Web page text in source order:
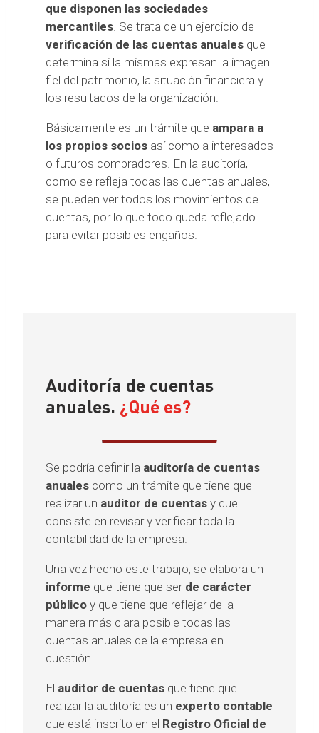
que disponen las sociedades
mercantiles. Se trata de un ejercicio de
verificación de las cuentas anuales que
determina si la mismas expresan la imagen
fiel del patrimonio, la situación financiera y
los resultados de la organización.
Básicamente es un trámite que ampara a
los propios socios así como a interesados
o futuros compradores. En la auditoría,
como se refleja todas las cuentas anuales,
se pueden ver todos los movimientos de
cuentas, por lo que todo queda reflejado
para evitar posibles engaños.
Auditoría de cuentas
anuales. ¿Qué es?
Se podría definir la auditoría de cuentas
anuales como un trámite que tiene que
realizar un auditor de cuentas y que
consiste en revisar y verificar toda la
contabilidad de la empresa.
Una vez hecho este trabajo, se elabora un
informe que tiene que ser de carácter
público y que tiene que reflejar de la
manera más clara posible todas las
cuentas anuales de la empresa en
cuestión.
El auditor de cuentas que tiene que
realizar la auditoría es un experto contable
que está inscrito en el Registro Oficial de